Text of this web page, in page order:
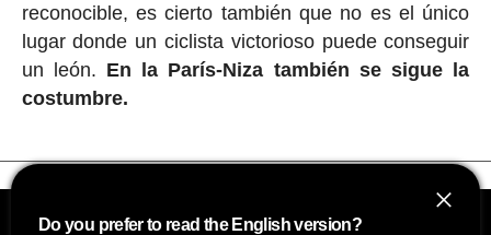
reconocible, es cierto también que no es el único
lugar donde un ciclista victorioso puede conseguir
un león. En la París-Niza también se sigue la
costumbre.
Do you prefer to read the English version?